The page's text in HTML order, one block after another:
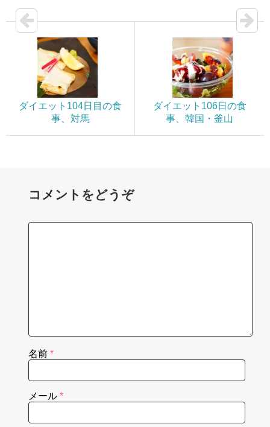
ダイエット104日目の食
事、対馬
ダイエット106日の食
事、韓国・釜山
コメントをどうぞ
名前 *
メール *